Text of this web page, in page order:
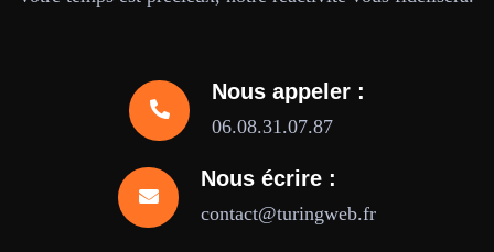
Nous appeler :
06.08.31.07.87
Nous écrire :
contact@turingweb.fr